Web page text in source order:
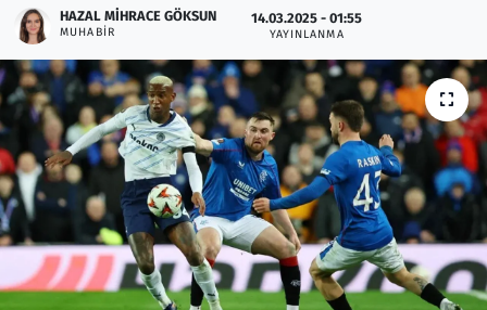
HAZAL MIHRACE GÖKSUN
MUHABIR
14.03.2025 - 01:55
YAYINLANMA
Ramazan
Resmi İlanlar
Rüya Tabirleri
Sağlık